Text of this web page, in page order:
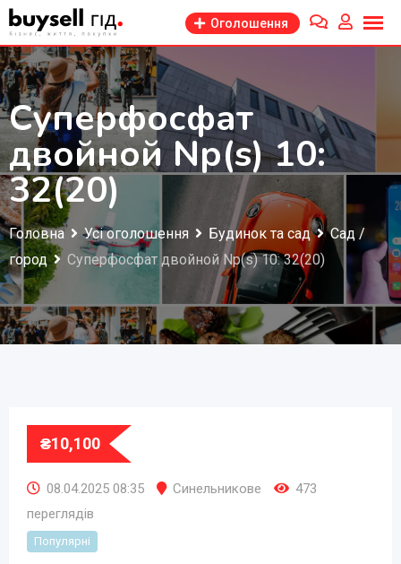
Перейти
до
змісту
Оголошення
Суперфосфат
двойной Np(s) 10:
32(20)
Головна Усі оголошення Будинок та сад
Сад /
город
Суперфосфат двойной Np(s) 10: 32(20)
₴10,100
08.04.2025 08:35 Синельникове
473
переглядів
Популярні